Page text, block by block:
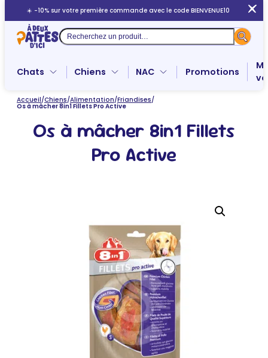
au
contenu
☀️ -10% sur votre première commande avec le code BIENVENUE10
Recherche
Chats Chiens NAC Promotions
Accueil/Chiens/Alimentation/Friandises/
Os à mâcher 8in1 Fillets Pro Active
Os à mâcher 8in1 Fillets
Pro Active